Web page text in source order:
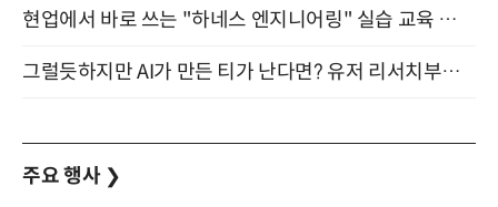
현업에서 바로 쓰는 "하네스 엔지니어링" 실습 교육 워크숍 8월 20일 개최
그럴듯하지만 AI가 만든 티가 난다면? 유저 리서치부터 배포까지! (9/15)
주요 행사 ❯